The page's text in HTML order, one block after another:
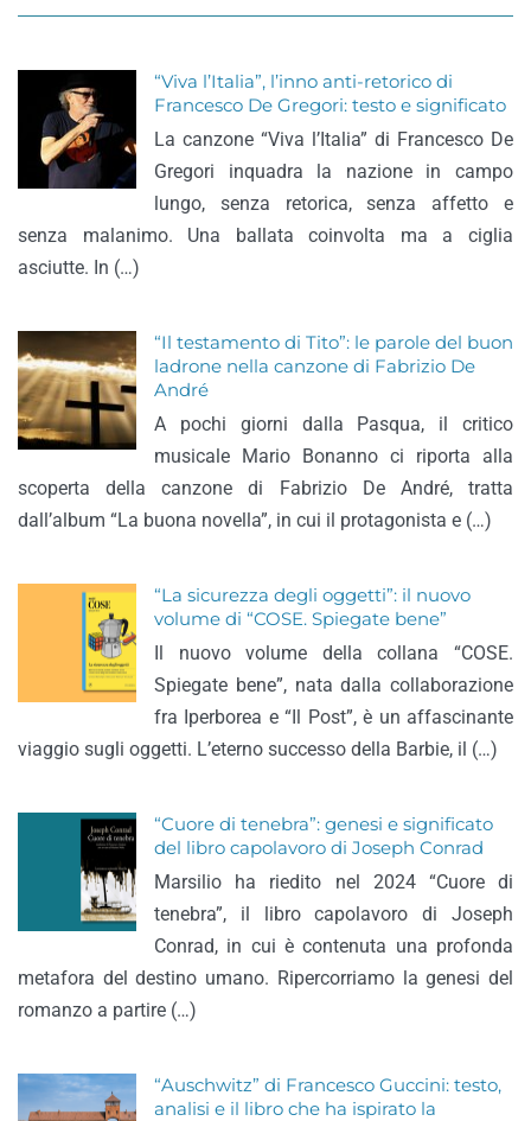
“Viva l’Italia”, l’inno anti-retorico di
Francesco De Gregori: testo e significato
La canzone “Viva l’Italia” di Francesco De
Gregori inquadra la nazione in campo
lungo, senza retorica, senza affetto e
senza malanimo. Una ballata coinvolta ma a ciglia
asciutte. In (…)
“Il testamento di Tito”: le parole del buon
ladrone nella canzone di Fabrizio De
André
A pochi giorni dalla Pasqua, il critico
musicale Mario Bonanno ci riporta alla
scoperta della canzone di Fabrizio De André, tratta
dall’album “La buona novella”, in cui il protagonista e (…)
“La sicurezza degli oggetti”: il nuovo
volume di “COSE. Spiegate bene”
Il nuovo volume della collana “COSE.
Spiegate bene”, nata dalla collaborazione
fra Iperborea e “Il Post”, è un affascinante
viaggio sugli oggetti. L’eterno successo della Barbie, il (…)
“Cuore di tenebra”: genesi e significato
del libro capolavoro di Joseph Conrad
Marsilio ha riedito nel 2024 “Cuore di
tenebra”, il libro capolavoro di Joseph
Conrad, in cui è contenuta una profonda
metafora del destino umano. Ripercorriamo la genesi del
romanzo a partire (…)
“Auschwitz” di Francesco Guccini: testo,
analisi e il libro che ha ispirato la